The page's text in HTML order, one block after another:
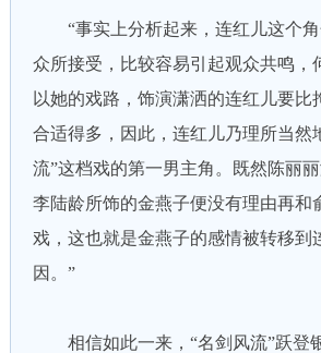
“事实上分析起来，连红儿这个角
众所接受，比较容易引起观众共鸣，
以她的戏路，饰演潇洒的连红儿要比
合适得多，因此，连红儿乃理所当然
流”这档戏的第一男主角。既然陈丽
李陆龄所饰的金燕子便没有理由再和
戏，这也就是金燕子的感情被转移到
因。”
相信如此一来，“名剑风流”跃登